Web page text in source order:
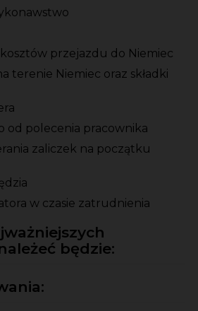
przejazdu do Niemiec
terenie Niemiec oraz składki
od polecenia pracownika
zaliczek na początku
w czasie zatrudnienia
będzie: